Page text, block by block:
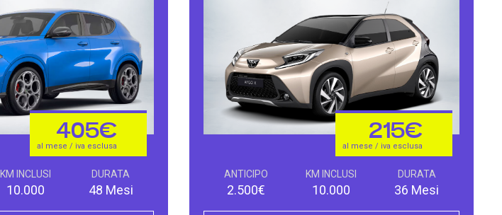
405€
al mese / iva esclusa
KM INCLUSI
10.000
DURATA
48 Mesi
215€
al mese / iva esclusa
ANTICIPO
2.500€
KM INCLUSI
10.000
DURATA
36 Mesi